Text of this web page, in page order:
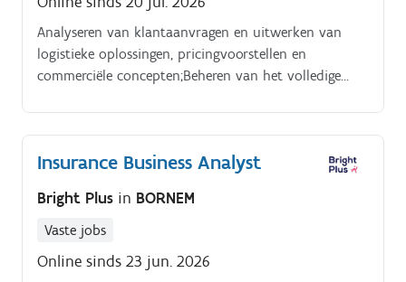
Analyseren van klantaanvragen en uitwerken van
logistieke oplossingen, pricingvoorstellen en
commerciële concepten;Beheren van het volledige
tot het finaliseren en opvolgen van
voorstellen;Opstellen van prijscalculaties,
kostprijsanalyses en budgetsimulaties;Coördineren
input van alle betrokken stakeholders;Analyseren van
interne kostenstructuren om competitieve en
alternatieve calculatiemethodes en optimalisaties om
Insurance Business Analyst
Bright Plus in BORNEM
Vaste jobs
Online sinds 23 jun. 2026